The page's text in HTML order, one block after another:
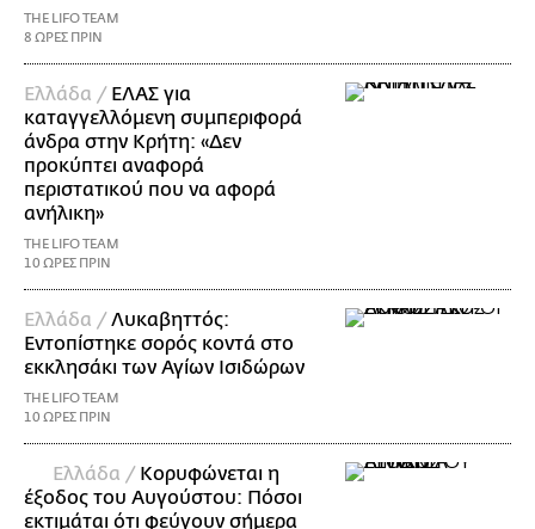
THE LIFO TEAM
8 ΩΡΕΣ ΠΡΙΝ
Ελλάδα / ΕΛΑΣ για
καταγγελλόμενη συμπεριφορά
άνδρα στην Κρήτη: «Δεν
προκύπτει αναφορά
περιστατικού που να αφορά
ανήλικη»
THE LIFO TEAM
10 ΩΡΕΣ ΠΡΙΝ
Ελλάδα /Λυκαβηττός:
Εντοπίστηκε σορός κοντά στο
εκκλησάκι των Αγίων Ισιδώρων
THE LIFO TEAM
10 ΩΡΕΣ ΠΡΙΝ
Ελλάδα / Κορυφώνεται η
έξοδος του Αυγούστου: Πόσοι
εκτιμάται ότι φεύγουν σήμερα